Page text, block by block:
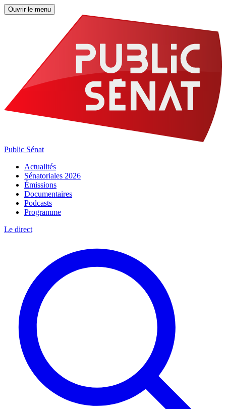
Ouvrir le menu
Public Sénat
Actualités
Sénatoriales 2026
Émissions
Documentaires
Podcasts
Programme
Le direct